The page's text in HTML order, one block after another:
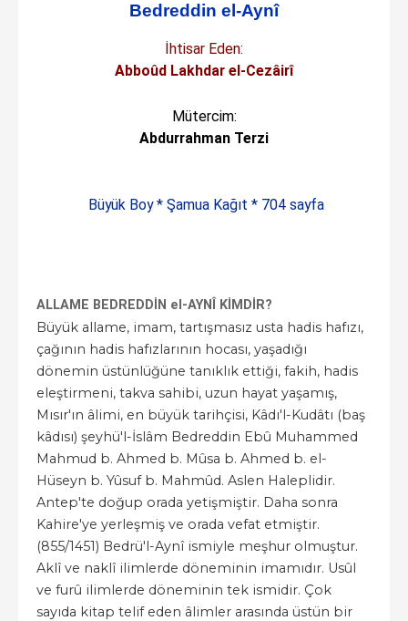
Bedreddin el-Aynî
İhtisar Eden:
Abboûd Lakhdar el-Cezâirî
Mütercim:
Abdurrahman Terzi
Büyük Boy * Şamua Kağıt * 704 sayfa
ALLAME BEDREDD İN el-AYNÎ KİMDİR?
Büyük allame, imam, tartışmasız usta hadis hafızı,
çağının hadis hafızlarının hocası, yaşadığı
dönemin üstünlüğüne tanıklık ettiği, fakih, hadis
eleştirmeni, takva sahibi, uzun hayat yaşamış,
Mısır'ın âlimi, en büyük tarihçisi, Kâdı'l-Kudâtı (baş
kâdısı) şeyhü'l-İslâm Bedreddin Ebû Muhammed
Mahmud b. Ahmed b. Mûsa b. Ahmed b. el-
Hüseyn b. Yûsuf b. Mahmûd. Aslen Haleplidir.
Antep'te doğup orada yetişmiştir. Daha sonra
Kahire'ye yerleşmiş ve orada vefat etmiştir.
(855/1451) Bedrü'l-Aynî ismiyle meşhur olmuştur.
Aklî ve naklî ilimlerde döneminin imamıdır. Usûl
ve furû ilimlerde döneminin tek ismidir. Çok
sayıda kitap telif eden âlimler arasında üstün bir